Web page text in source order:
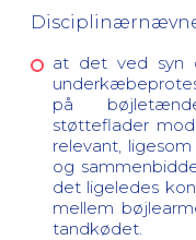
at det ved syn
på
støtteflader
relevant,
og
det ligeledes
mellem
tandkødet.